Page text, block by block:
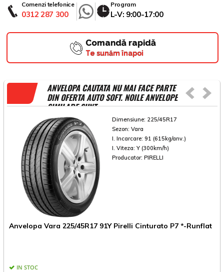
Comenzi telefonice
0312 287 300
Program
L-V: 9:00-17:00
Comandă rapidă
Te sunăm înapoi
ANVELOPA CAUTATA NU MAI FACE PARTE
DIN OFERTA AUTO SOFT. NOILE ANVELOPE
SIMILARE SUNT
Dimensiune: 225/45R17
Sezon: Vara
I. Incarcare: 91 (615kg/anv.)
I. Viteza: Y (300km/h)
Producator: PIRELLI
Anvelopa Vara 225/45R17 91Y Pirelli Cinturato P7 *-Runflat
IN STOC